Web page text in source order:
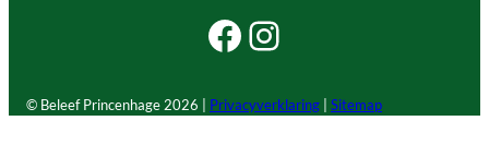
Facebook Beleef Princenhage
Instagram Beleef Princenhage
© Beleef Princenhage 2026 | Privacyverklaring Sitemap